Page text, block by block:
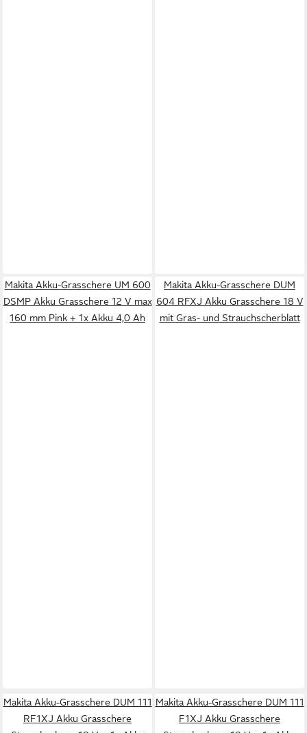
Makita Akku-Grasschere UM 600
DSMP Akku Grasschere 12 V max
160 mm Pink + 1x Akku 4,0 Ah
Makita Akku-Grasschere DUM
604 RFXJ Akku Grasschere 18 V
mit Gras- und Strauchscherblatt
Makita Akku-Grasschere DUM 111
RF1XJ Akku Grasschere
Makita Akku-Grasschere DUM 111
F1XJ Akku Grasschere